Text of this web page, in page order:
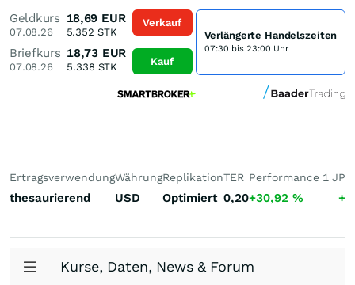
Geldkurs
07.08.26
18,69 EUR
5.352 STK
Briefkurs
07.08.26
18,73 EUR
5.338 STK
Verkauf
Kauf
Verlängerte Handelszeiten
07:30 bis 23:00 Uhr
Ertragsverwendung
thesaurierend
Währung
USD
Replikation
Optimiert
TER
0,20
Performance 1 J
+30,92 %
Kurse, Daten, News & Forum